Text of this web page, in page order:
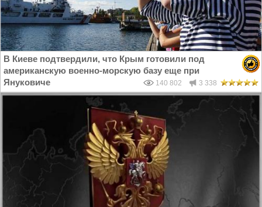
В Киеве подтвердили, что Крым готовили под
американскую военно-морскую базу еще при
Януковиче
140 802 3 338